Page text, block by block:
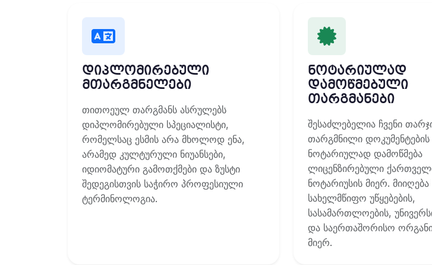
დიპლომირებული
მთარგმნელები
თითოეულ თარგმანს ასრულებს
დიპლომირებული სპეციალისტი,
რომელსაც ესმის არა მხოლოდ ენა,
არამედ კულტურული ნიუანსები,
იდიომატური გამოთქმები და ზუსტი
შედეგისთვის საჭირო პროფესიული
ტერმინოლოგია.
ნოტარიულად
დამოწმებული
თარგმანები
შესაძლებელია ჩვენი
თარგმნილი დოკუმენტების
ნოტარიულად დამოწმება
ლიცენზირებული
ნოტარიუსის მიერ.
სახელმწიფო უწყებების,
სასამართლოების,
და საერთაშორისო
მიერ.